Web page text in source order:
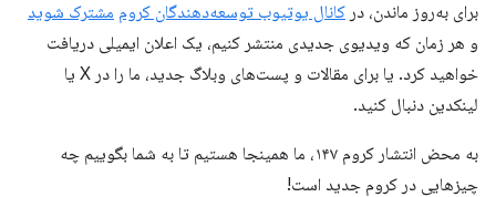
برای به‌روز ماندن، در کانال یوتیوب توسعه‌دهندگان کروم مشترک شوید
و هر زمان که ویدیوی جدیدی منتشر کنیم، یک اعلان ایمیلی دریافت
خواهید کرد. یا برای مقالات و پست‌های وبلاگ جدید، ما را در X یا
لینکدین دنبال کنید.
به محض انتشار کروم ۱۴۷، ما همینجا هستیم تا به شما بگوییم چه
چیزهایی در کروم جدید است!